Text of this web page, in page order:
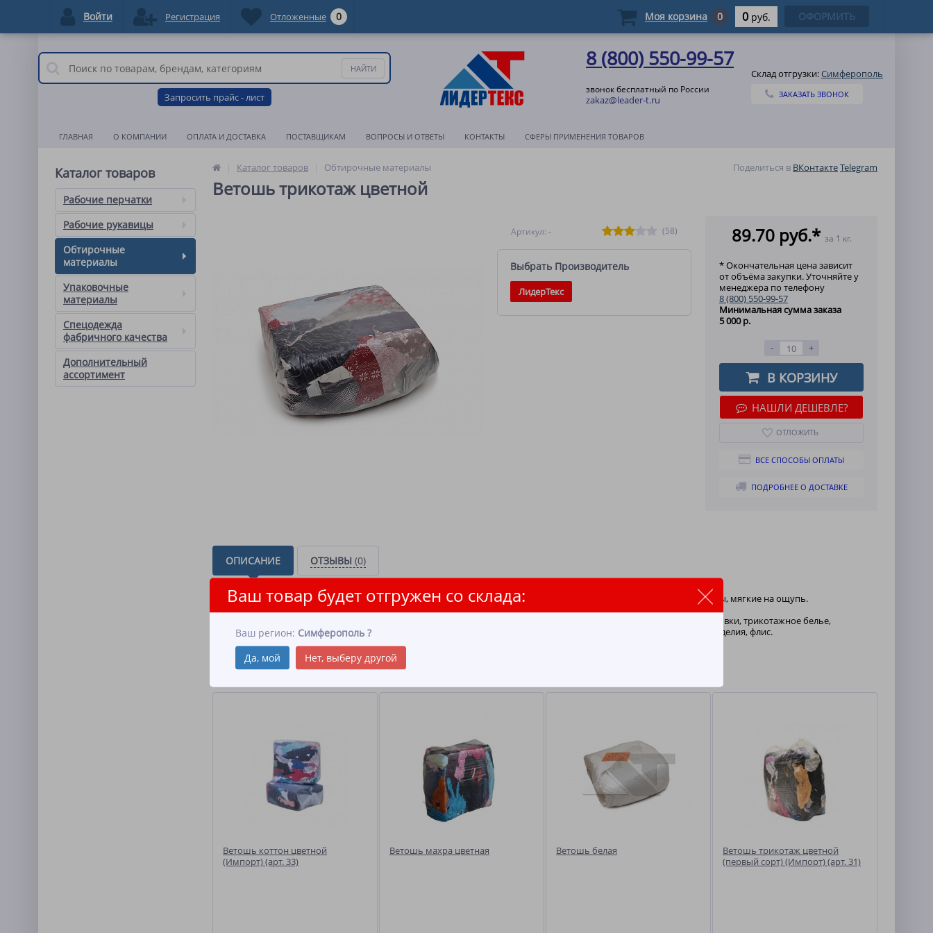
Запросить прайс - лист
8 (800) 550-99-57
звонок бесплатный по России
zakaz@leader-t.ru
Склад отгрузки:Симферополь
Ваш товар будет отгружен со склада:
Ваш регион: Симферополь ?
Да, мой
Нет, выберу другой
ЗАКАЗАТЬ ЗВОНОК
ГЛАВНАЯ О КОМПАНИИ ОПЛАТА И ДОСТАВКА ПОСТАВЩИКАМ ВОПРОСЫ И ОТВЕТЫ КОНТАКТЫ СФЕРЫ ПРИМЕНЕНИЯ ТОВАРОВ
Каталог товаров
Рабочие перчатки
Рабочие рукавицы
Обтирочные
материалы
Упаковочные
материалы
Спецодежда
фабричного качества
Дополнительный
ассортимент
Каталог товаров Обтирочные материалы Поделиться в ВКонтактеTelegram
Ветошь трикотаж цветной
Артикул: - (58)
Выбрать Производитель
ЛидерТекс
89.70 руб.* за 1 кг.
* Окончательная цена зависит
от объёма закупки. Уточняйте у
менеджера по телефону
8 (800) 550-99-57
Минимальная сумма заказа
5 000 р.
- +
В КОРЗИНУ
НАШЛИ ДЕШЕВЛЕ?
ОТЛОЖИТЬ
ВСЕ СПОСОБЫ ОПЛАТЫ
ПОДРОБНЕЕ О ДОСТАВКЕ
ОПИСАНИЕ ОТЗЫВЫ (0)
Состав номенклатуры: трикотаж цветной. Хар-ки ткани: трикотажные и хлопчатобумажные изделия разной толщины, мягкие на ощупь.
Состав ткани: от 35% и выше содержание хлопка, 65% и ниже любая синтетическая составляюшая.
Описание товара: тонкие, толстые трикотажные и х/б изделия, футер, велюр, пике (толстовки, худи, водолазки, толстовки, трикотажное белье,
фабричный лоскут, вафельная ткань), джинсовые изделия, вещи из натуральной вискозы, полуверы, вельветовые изделия, флис.
Допустимы размеры: ориентировочный средний размер 40х60 см
Ветошь коттон цветной
(Импорт) (арт. 33)
Ветошь махра цветная Ветошь белая
Ветошь трикотаж цветной
(первый сорт) (Импорт) (арт. 31)
Войти Регистрация Отложенные 0 Моя корзина 0 0 руб. ОФОРМИТЬ